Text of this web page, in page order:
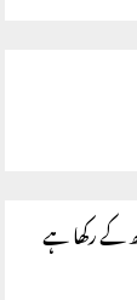
کے رکھا ہے